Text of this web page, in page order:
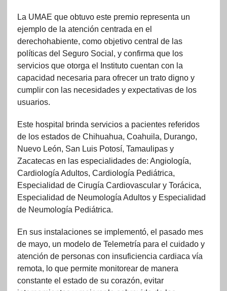
La UMAE que obtuvo este premio representa un
ejemplo de la atención centrada en el
derechohabiente, como objetivo central de las
políticas del Seguro Social, y confirma que los
servicios que otorga el Instituto cuentan con la
capacidad necesaria para ofrecer un trato digno y
cumplir con las necesidades y expectativas de los
usuarios.
Este hospital brinda servicios a pacientes referidos
de los estados de Chihuahua, Coahuila, Durango,
Nuevo León, San Luis Potosí, Tamaulipas y
Zacatecas en las especialidades de: Angiología,
Cardiología Adultos, Cardiología Pediátrica,
Especialidad de Cirugía Cardiovascular y Torácica,
Especialidad de Neumología Adultos y Especialidad
de Neumología Pediátrica.
En sus instalaciones se implementó, el pasado mes
de mayo, un modelo de Telemetría para el cuidado y
atención de personas con insuficiencia cardiaca vía
remota, lo que permite monitorear de manera
constante el estado de su corazón, evitar